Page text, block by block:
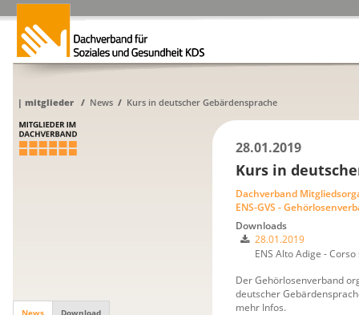
| mitglieder/ News/ Kurs in deutscher Gebärdensprache
28.01.2019
Kurs in
Dachverband
ENS-GVS -
Downloads
28.01.2019
ENS Alto Adige -
Der Gehörlosenverband
deutscher
mehr Infos.